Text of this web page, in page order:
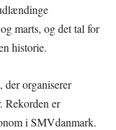
marts, og det tal for
historie.
organiserer
Rekorden er
i SMVdanmark.